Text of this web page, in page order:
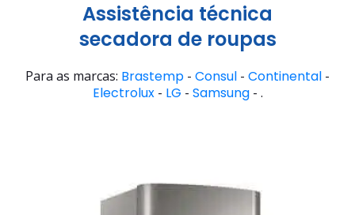
Assistência técnica
secadora de roupas
Para as marcas: Brastemp - Consul - Continental -
Electrolux- LG - Samsung- .